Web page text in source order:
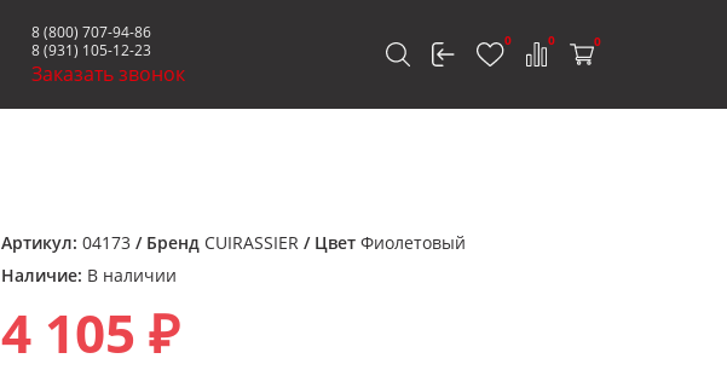
8 (800) 707-94-86
8 (931) 105-12-23
Заказать звонок
0 0 0
Артикул: 04173 / Бренд CUIRASSIER / Цвет Фиолетовый
Наличие: В наличии
4 105 ₽